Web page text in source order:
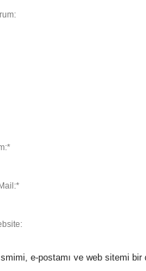
Ismimi, e-postamı ve web sitemi